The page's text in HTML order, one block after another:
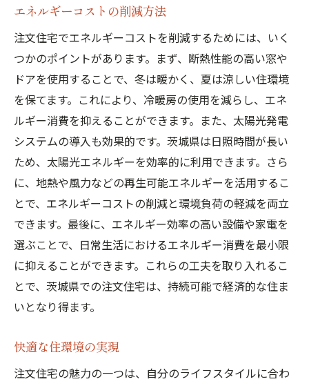
注文住宅で始める茨城県のエコなライフスタイ
ル
エコ住宅の生活の楽しみ方
エコな庭づくりのポイント
家庭菜園とエコライフ
地域のエコイベント参加方法
エコライフスタイルの実践例
エコな暮らしを支えるコミュニティ
茨城県で注文住宅を建てる際のゼロエネルギー
の活用法
ゼロエネルギー設計の基本
エネルギー効率向上のためのヒント
エコ住宅の施工プロセス
ゼロエネルギー住宅のメンテナンス
エネルギーコストの削減方法
注文住宅でエネルギーコストを削減するためには、いく
つかのポイントがあります。まず、断熱性能の高い窓や
ドアを使用することで、冬は暖かく、夏は涼しい住環境
を保てます。これにより、冷暖房の使用を減らし、エネ
ルギー消費を抑えることができます。また、太陽光発電
システムの導入も効果的です。茨城県は日照時間が長い
ため、太陽光エネルギーを効率的に利用できます。さら
に、地熱や風力などの再生可能エネルギーを活用するこ
とで、エネルギーコストの削減と環境負荷の軽減を両立
できます。最後に、エネルギー効率の高い設備や家電を
選ぶことで、日常生活におけるエネルギー消費を最小限
に抑えることができます。これらの工夫を取り入れるこ
とで、茨城県での注文住宅は、持続可能で経済的な住ま
いとなり得ます。
快適な住環境の実現
注文住宅の魅力の一つは、自分のライフスタイルに合わ